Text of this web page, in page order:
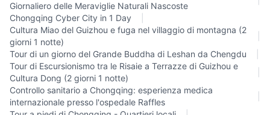
Giornaliero delle Meraviglie Naturali Nascoste
Chongqing Cyber City in 1 Day
Cultura Miao del Guizhou e fuga nel villaggio di montagna (2
giorni 1 notte)
Tour di un giorno del Grande Buddha di Leshan da Chengdu
Tour di Escursionismo tra le Risaie a Terrazze di Guizhou e
Cultura Dong (2 giorni 1 notte)
Controllo sanitario a Chongqing: esperienza medica
internazionale presso l'ospedale Raffles